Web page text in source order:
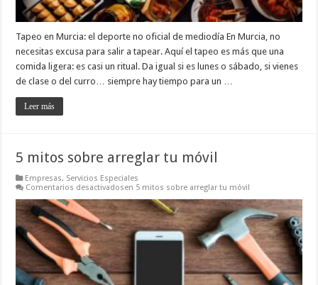
Tapeo en Murcia: el deporte no oficial de mediodía En Murcia, no
necesitas excusa para salir a tapear. Aquí el tapeo es más que una
comida ligera: es casi un ritual. Da igual si es lunes o sábado, si vienes
de clase o del curro… siempre hay tiempo para un …
Leer más
5 mitos sobre arreglar tu móvil
Empresas, Servicios Especiales
Comentarios desactivadosen 5 mitos sobre arreglar tu móvil